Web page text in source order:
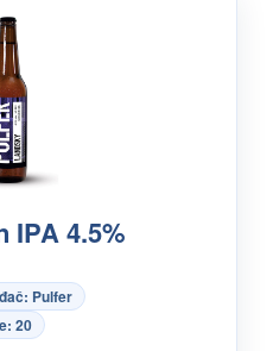
IPA 4.5%
Pulfer
20